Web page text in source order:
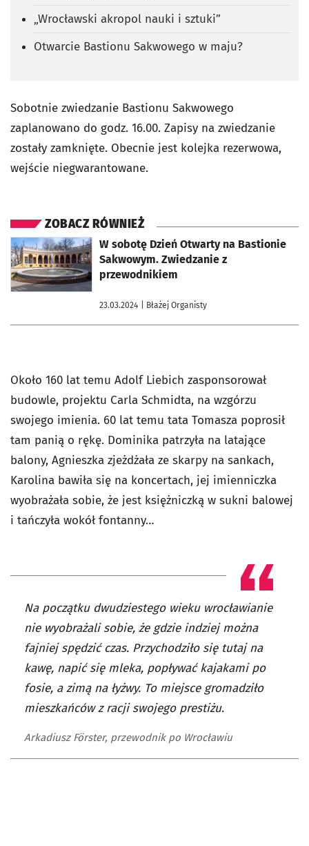
„Wrocławski akropol nauki i sztuki”
Otwarcie Bastionu Sakwowego w maju?
Sobotnie zwiedzanie Bastionu Sakwowego
zaplanowano do godz. 16.00. Zapisy na zwiedzanie
zostały zamknięte. Obecnie jest kolejka rezerwowa,
wejście niegwarantowane.
ZOBACZ RÓWNIEŻ
W sobotę Dzień Otwarty na Bastionie
Sakwowym. Zwiedzanie z
przewodnikiem
23.03.2024 | Błażej Organisty
otworzy się w nowej karcie
Około 160 lat temu Adolf Liebich zasponsorował
budowle, projektu Carla Schmidta, na wzgórzu
swojego imienia. 60 lat temu tata Tomasza poprosił
tam panią o rękę. Dominika patrzyła na latające
balony, Agnieszka zjeżdżała ze skarpy na sankach,
Karolina bawiła się na koncertach, jej imienniczka
wyobrażała sobie, że jest księżniczką w sukni balowej
i tańczyła wokół fontanny…
Na początku dwudziestego wieku wrocławianie
nie wyobrażali sobie, że gdzie indziej można
fajniej spędzić czas. Przychodziło się tutaj na
kawę, napić się mleka, popływać kajakami po
fosie, a zimą na łyżwy. To miejsce gromadziło
mieszkańców z racji swojego prestiżu.
Arkadiusz Förster, przewodnik po Wrocławiu